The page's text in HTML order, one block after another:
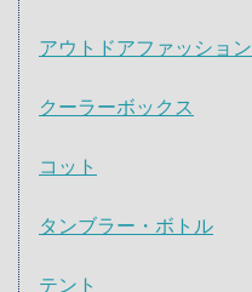
アウトドアファッション
クーラーボックス
コット
タンブラー・ボトル
テント